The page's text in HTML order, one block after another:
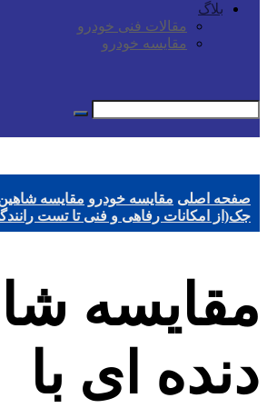
بلاگ
مقالات فنی خودرو
مقایسه خودرو
صفحه اصلی مقایسه خودرو مقایسه شاهین
جک(از امکانات رفاهی و فنی تا تست
مقایسه
دنده ای با